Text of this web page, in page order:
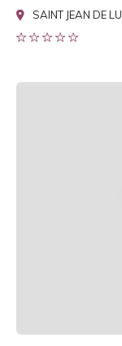
SAINT JEAN DE